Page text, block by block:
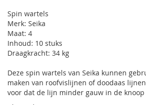
gallerij
Spin wartels
Merk: Seika
Maat: 4
Inhoud: 10 stuks
Draagkracht: 34 kg
Deze spin wartels van Seika kunnen
maken van roofvislijnen of doodaas
voor dat de lijn minder gauw in de knoop